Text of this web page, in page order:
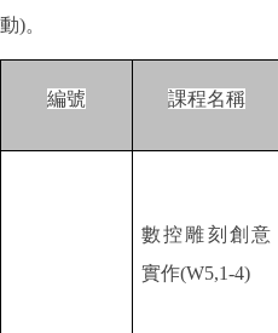
動)。
編號 課程名稱
數控雕刻創意
實作(W5,1-4)